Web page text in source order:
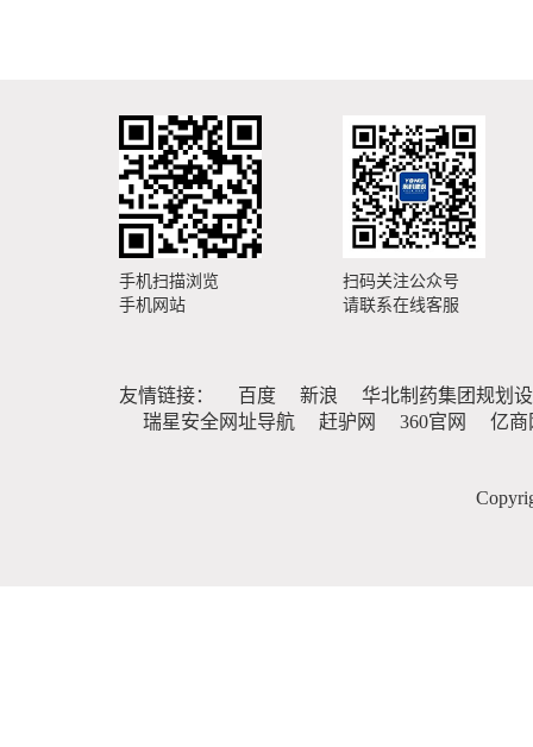
手机扫描浏览
手机网站
扫码关注公众号
请联系在线客服
友情链接： 百度 新浪
华北制药集团规划
瑞星安全网址导航
赶驴网 360官网 亿商